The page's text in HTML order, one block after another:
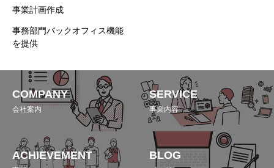
事業計画作成
事務部門バックオフィス機能
を提供
COMPANY
会社案内
SERVICE
事業内容
ACHIEVEMENT BLOG